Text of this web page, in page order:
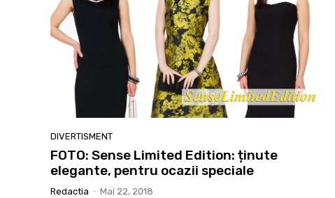
DIVERTISMENT
FOTO: Sense Limited Edition: ținute
elegante, pentru ocazii speciale
Redactia - Mai 22, 2018